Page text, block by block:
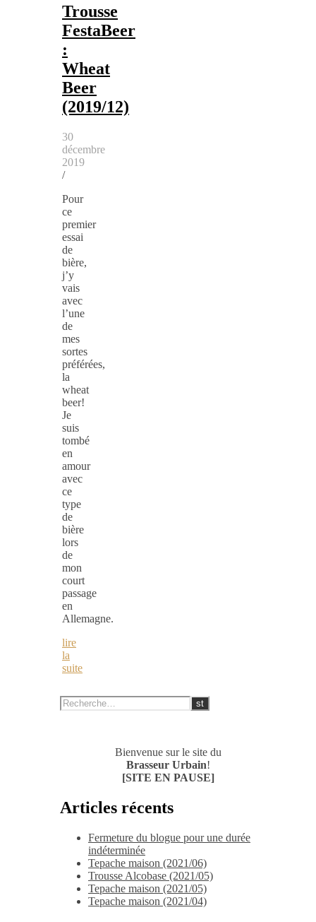
Trousse
FestaBeer
:
Wheat
Beer
(2019/12)
30
décembre
2019
/
Pour
ce
premier
essai
de
bière,
j’y
vais
avec
l’une
de
mes
sortes
préférées,
la
wheat
beer!
Je
suis
tombé
en
amour
avec
ce
type
de
bière
lors
de
mon
court
passage
en
Allemagne.
lire
la
suite
Bienvenue sur le site du
Brasseur Urbain!
[SITE EN PAUSE]
Articles récents
Fermeture du blogue pour une durée
indéterminée
Tepache maison (2021/06)
Trousse Alcobase (2021/05)
Tepache maison (2021/05)
Tepache maison (2021/04)